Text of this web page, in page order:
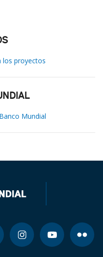
los proyectos
Mundial